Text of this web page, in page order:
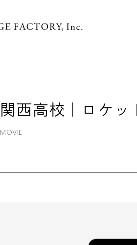
関西高校｜ロケ
MOVIE